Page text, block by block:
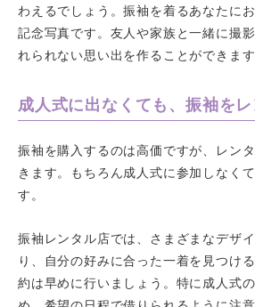
わえるでしょう。振袖を着るあなたにお
記念写真です。友人や家族と一緒に撮
れられない思い出を作ることができます
成人式に出なくても、振袖を
振袖を購入するのは高価ですが、レン
きます。もちろん成人式に参加しなく
す。
振袖レンタル店では、さまざまなデザ
り、自分の好みに合った一着を見つけ
約は早めに行いましょう。特に成人式